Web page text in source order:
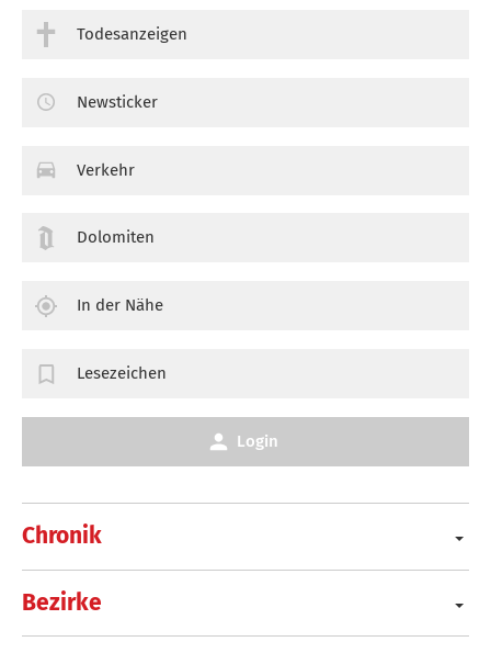
Chronik
Bezirke
Todesanzeigen
Newsticker
Verkehr
Dolomiten
In der Nähe
Lesezeichen
Login